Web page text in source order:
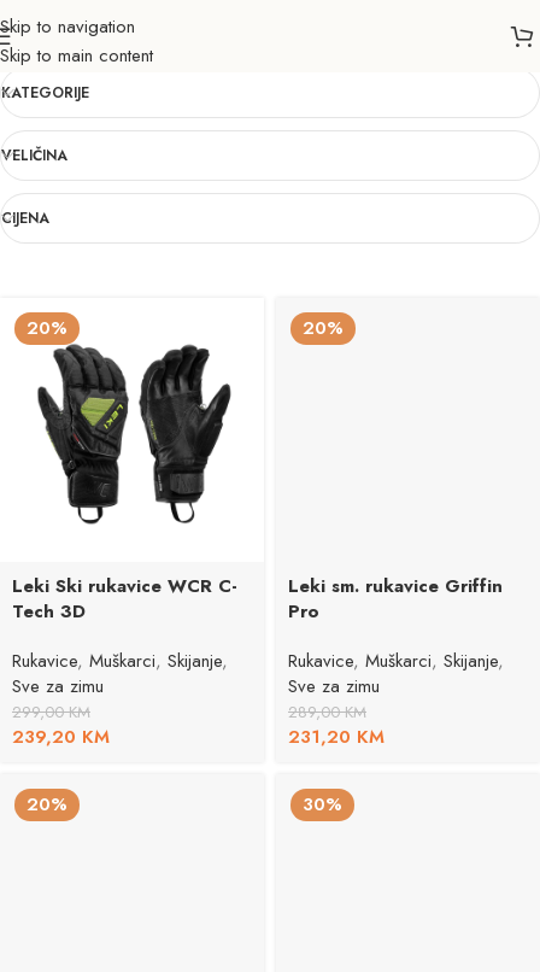
Skip to navigation
Skip to main content
7.5
KATEGORIJE
VELIČINA
CIJENA
20%
Leki Ski rukavice WCR C-
Tech 3D
Rukavice, Muškarci, Skijanje,
Sve za zimu
299,00KM
239,20 KM
20%
Leki sm. rukavice Griffin
Pro
Rukavice, Muškarci, Skijanje,
Sve za zimu
289,00KM
231,20 KM
20% 30%